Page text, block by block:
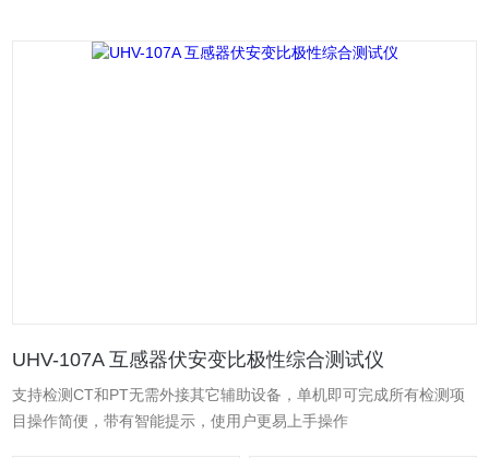
UHV-107A 互感器伏安变比极性综合测试仪
支持检测CT和PT无需外接其它辅助设备，单机即可完成所有检测项
目操作简便，带有智能提示，使用户更易上手操作